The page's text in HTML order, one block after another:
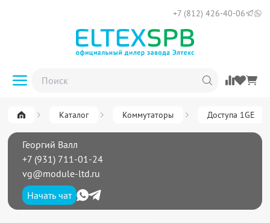
+7 (812) 426-40-06
Каталог Коммутаторы Доступа 1GE
Георгий Валл
+7 (931) 711-01-24
vg@module-ltd.ru
Начать чат